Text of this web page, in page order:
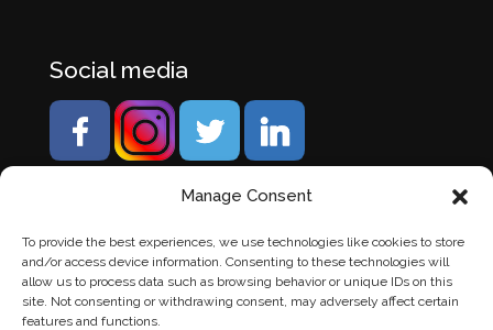
Manage Consent
To provide the best experiences, we use technologies like cookies to store
and/or access device information. Consenting to these technologies will
allow us to process data such as browsing behavior or unique IDs on this
site. Not consenting or withdrawing consent, may adversely affect certain
features and functions.
Social media